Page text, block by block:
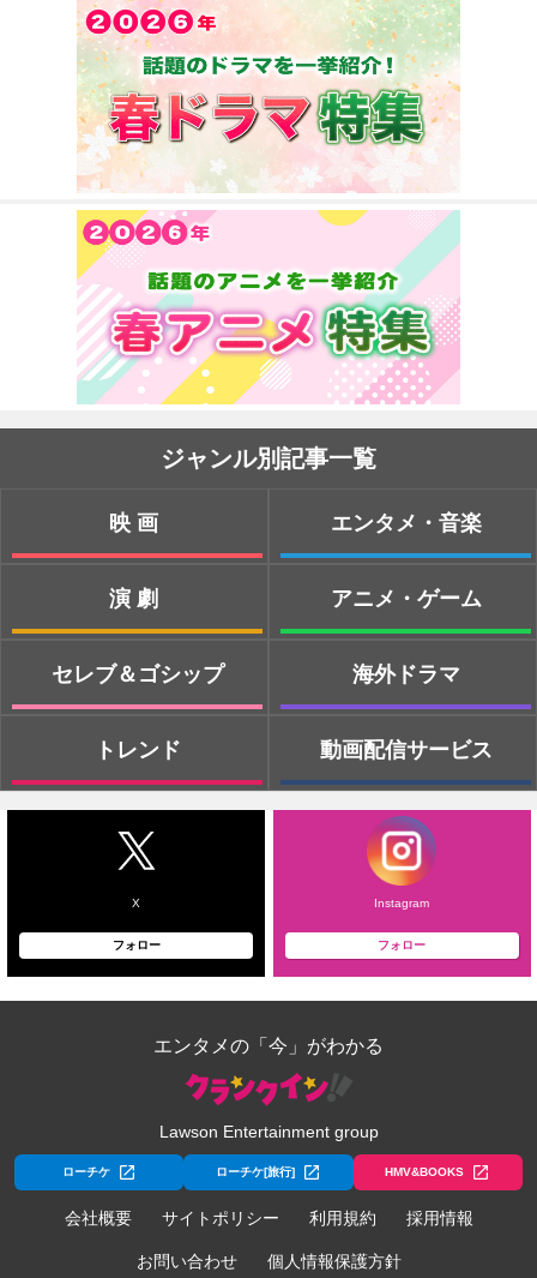
ジャンル別記事一覧
映画
演劇
セレブ＆ゴシップ
トレンド
エンタメ・音楽
アニメ・ゲーム
海外ドラマ
動画配信サービス
X
フォロー
Instagram
フォロー
エンタメの「今」がわかる
Lawson Entertainment group
ローチケ ローチケ[旅行] HMV&BOOKS
会社概要 サイトポリシー 利用規約 採用情報
お問い合わせ 個人情報保護方針